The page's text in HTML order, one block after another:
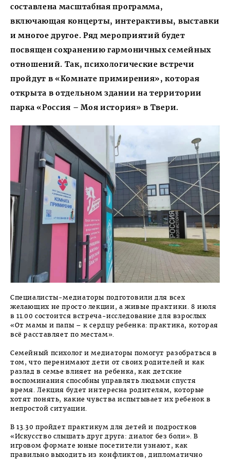
составлена масштабная программа,
включающая концерты, интерактивы, выставки
и многое другое. Ряд мероприятий будет
посвящен сохранению гармоничных семейных
отношений. Так, психологические встречи
пройдут в «Комнате примирения», которая
открыта в отдельном здании на территории
парка «Россия – Моя история» в Твери.
Специалисты-медиаторы подготовили для всех
желающих не просто лекции, а живые практики. 8 июля
в 11.00 состоится встреча-исследование для взрослых
«От мамы и папы – к сердцу ребенка: практика, которая
всё расставляет по местам».
Семейный психолог и медиаторы помогут разобраться в
том, что перенимают дети от своих родителей и как
разлад в семье влияет на ребенка, как детские
воспоминания способны управлять людьми спустя
время. Лекция будет интересна родителям, которые
хотят понять, какие чувства испытывает их ребенок в
непростой ситуации.
В 13.30 пройдет практикум для детей и подростков
«Искусство слышать друг друга: диалог без боли». В
игровом формате юные посетители узнают, как
правильно выходить из конфликтов, дипломатично